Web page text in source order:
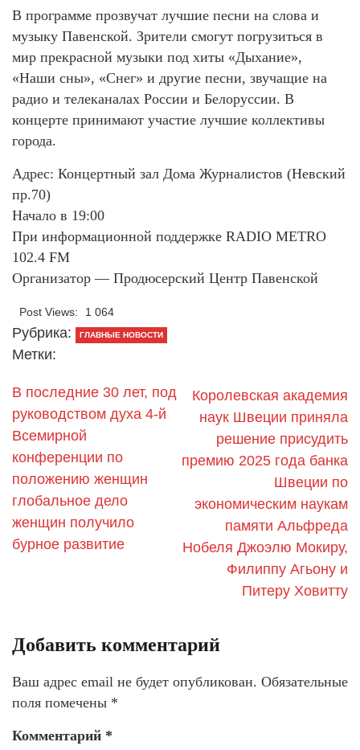
В программе прозвучат лучшие песни на слова и
музыку Павенской. Зрители смогут погрузиться в
мир прекрасной музыки под хиты «Дыхание»,
«Наши сны», «Снег» и другие песни, звучащие на
радио и телеканалах России и Белоруссии. В
концерте принимают участие лучшие коллективы
города.
Адрес: Концертный зал Дома Журналистов (Невский
пр.70)
Начало в 19:00
При информационной поддержке RADIO METRO
102.4 FM
Организатор — Продюсерский Центр Павенской
Post Views: 1 064
Рубрика: ГЛАВНЫЕ НОВОСТИ
Метки:
В последние 30 лет, под
руководством духа 4-й
Всемирной
конференции по
положению женщин
глобальное дело
женщин получило
бурное развитие
Королевская академия
наук Швеции приняла
решение присудить
премию 2025 года банка
Швеции по
экономическим наукам
памяти Альфреда
Нобеля Джоэлю Мокиру,
Филиппу Агьону и
Питеру Ховитту
Добавить комментарий
Ваш адрес email не будет опубликован. Обязательные
поля помечены *
Комментарий *